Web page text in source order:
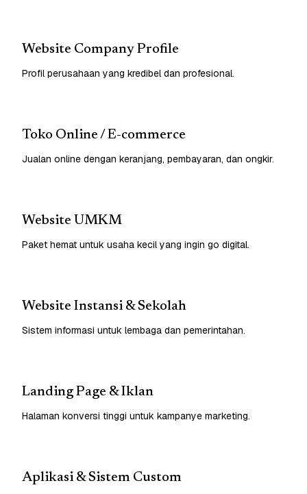
Website Company Profile
Profil perusahaan yang kredibel dan profesional.
Toko Online / E-commerce
Jualan online dengan keranjang, pembayaran, dan ongkir.
Website UMKM
Paket hemat untuk usaha kecil yang ingin go digital.
Website Instansi & Sekolah
Sistem informasi untuk lembaga dan pemerintahan.
Landing Page & Iklan
Halaman konversi tinggi untuk kampanye marketing.
Aplikasi & Sistem Custom